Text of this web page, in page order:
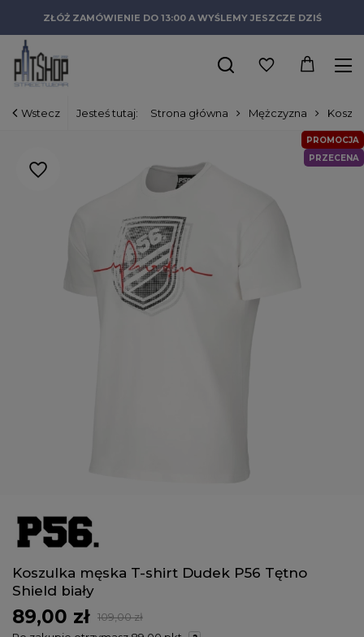
ZŁÓŻ ZAMÓWIENIE DO 13:00 A WYŚLEMY JESZCZE DZIŚ
Wstecz Jesteś tutaj: Strona główna Mężczyzna
PROMOCJA
PRZECENA
Koszulka męska T-shirt Dudek P56 Tętno
Shield biały
89,00 zł
109,00 zł